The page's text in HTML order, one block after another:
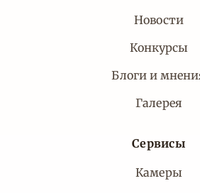
Новости
Конкурсы
Блоги и
Галерея
Сервисы
Камеры